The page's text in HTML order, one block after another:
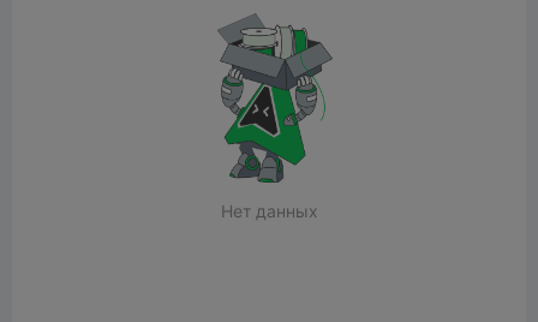
Нет данных